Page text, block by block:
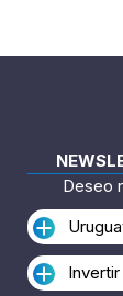
Deseo